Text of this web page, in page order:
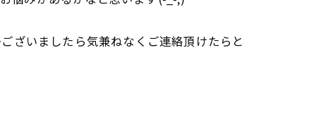
ざいましたら気兼ねなくご連絡頂けたらと